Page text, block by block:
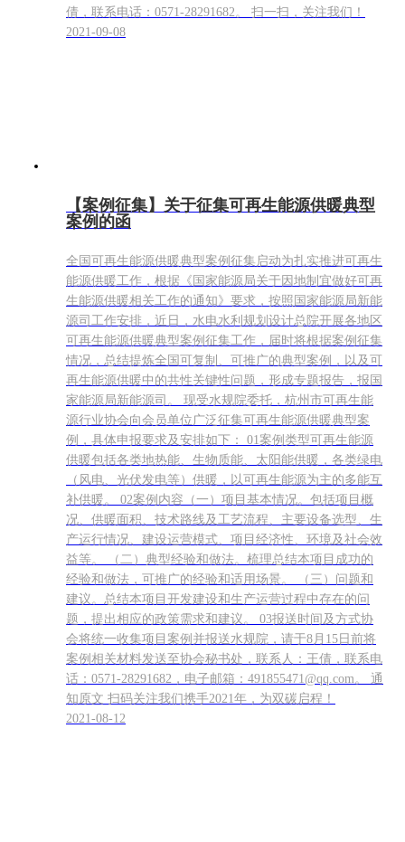
倩，联系电话：0571-28291682。 扫一扫，关注我们！
2021-09-08
【案例征集】关于征集可再生能源供暖典型
案例的函
全国可再生能源供暖典型案例征集启动为扎实推进可再生
能源供暖工作，根据《国家能源局关于因地制宜做好可再
生能源供暖相关工作的通知》要求，按照国家能源局新能
源司工作安排，近日，水电水利规划设计总院开展各地区
可再生能源供暖典型案例征集工作，届时将根据案例征集
情况，总结提炼全国可复制、可推广的典型案例，以及可
再生能源供暖中的共性关键性问题，形成专题报告，报国
家能源局新能源司。 现受水规院委托，杭州市可再生能
源行业协会向会员单位广泛征集可再生能源供暖典型案
例，具体申报要求及安排如下： 01案例类型可再生能源
供暖包括各类地热能、生物质能、太阳能供暖，各类绿电
（风电、光伏发电等）供暖，以可再生能源为主的多能互
补供暖。 02案例内容（一）项目基本情况。包括项目概
况、供暖面积、技术路线及工艺流程、主要设备选型、生
产运行情况、建设运营模式、项目经济性、环境及社会效
益等。 （二）典型经验和做法。梳理总结本项目成功的
经验和做法，可推广的经验和适用场景。 （三）问题和
建议。总结本项目开发建设和生产运营过程中存在的问
题，提出相应的政策需求和建议。 03报送时间及方式协
会将统一收集项目案例并报送水规院，请于8月15日前将
案例相关材料发送至协会秘书处，联系人：王倩，联系电
话：0571-28291682，电子邮箱：491855471@qq.com。 通
知原文 扫码关注我们携手2021年，为双碳启程！
2021-08-12